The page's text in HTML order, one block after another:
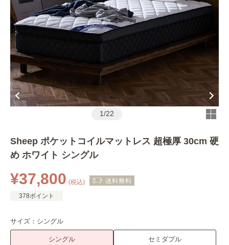
1/22
Sheep ポケットコイルマットレス 超極厚 30cm 硬
め ホワイト シングル
¥37,800 (税込)
378ポイント
サイズ： シングル
シングル セミダブル